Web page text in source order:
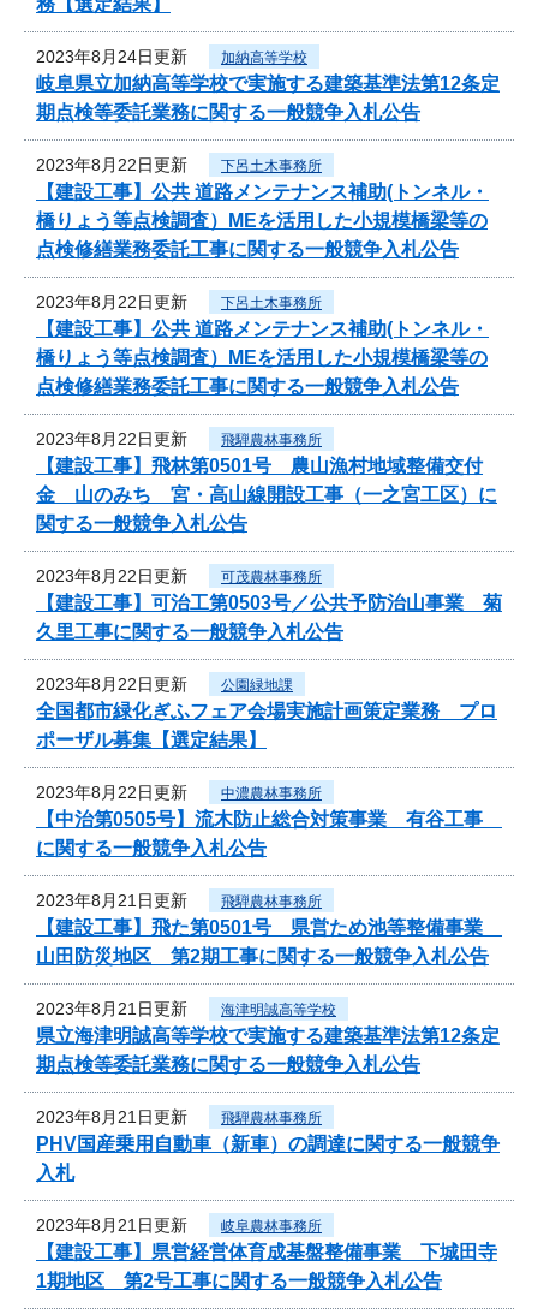
2023年8月24日更新 加納高等学校
岐阜県立加納高等学校で実施する建築基準法第12条定
期点検等委託業務に関する一般競争入札公告
2023年8月22日更新 下呂土木事務所
【建設工事】公共 道路メンテナンス補助(トンネル・
橋りょう等点検調査）MEを活用した小規模橋梁等の
点検修繕業務委託工事に関する一般競争入札公告
2023年8月22日更新 下呂土木事務所
【建設工事】公共 道路メンテナンス補助(トンネル・
橋りょう等点検調査）MEを活用した小規模橋梁等の
点検修繕業務委託工事に関する一般競争入札公告
2023年8月22日更新 飛騨農林事務所
【建設工事】飛林第0501号 農山漁村地域整備交付
金 山のみち 宮・高山線開設工事（一之宮工区）に
関する一般競争入札公告
2023年8月22日更新 可茂農林事務所
【建設工事】可治工第0503号／公共予防治山事業 菊
久里工事に関する一般競争入札公告
2023年8月22日更新 公園緑地課
全国都市緑化ぎふフェア会場実施計画策定業務 プロ
ポーザル募集【選定結果】
2023年8月22日更新 中濃農林事務所
【中治第0505号】流木防止総合対策事業 有谷工事
に関する一般競争入札公告
2023年8月21日更新 飛騨農林事務所
【建設工事】飛た第0501号 県営ため池等整備事業
山田防災地区 第2期工事に関する一般競争入札公告
2023年8月21日更新 海津明誠高等学校
県立海津明誠高等学校で実施する建築基準法第12条定
期点検等委託業務に関する一般競争入札公告
2023年8月21日更新 飛騨農林事務所
PHV国産乗用自動車（新車）の調達に関する一般競争
入札
2023年8月21日更新 岐阜農林事務所
【建設工事】県営経営体育成基盤整備事業 下城田寺
1期地区 第2号工事に関する一般競争入札公告